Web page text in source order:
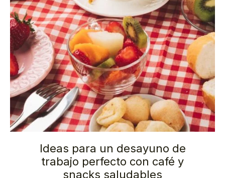
Ideas para un desayuno de
trabajo perfecto con café y
snacks saludables